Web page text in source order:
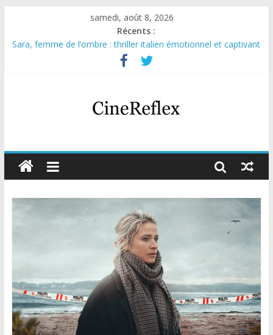
samedi, août 8, 2026
Récents :
Sara, femme de l’ombre : thriller italien émotionnel et captivant
Journal d’une fille larguée : nouvelle série suédoise sur Netflix
Aema : mini-série sur le tournage d’un film érotique devenu
Glass Heart : excellente série musicale avec Takeru Satō
Olympo, saison 1 : nouvelle série qui séduira les fans de